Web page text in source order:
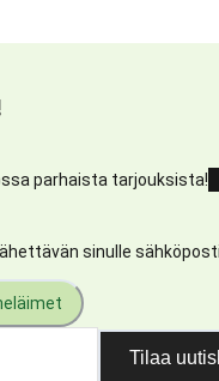
parhaista tarjouksista!
sinulle
Tilaa